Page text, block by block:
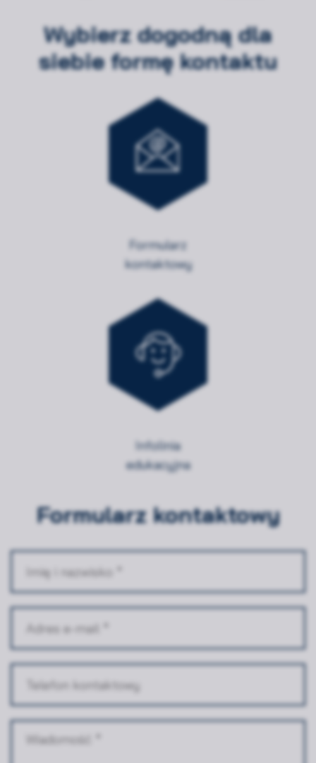
Wybierz dogodną dla
siebie formę kontaktu
Formularz
kontaktowy
Infolinia
edukacyjna
Formularz kontaktowy